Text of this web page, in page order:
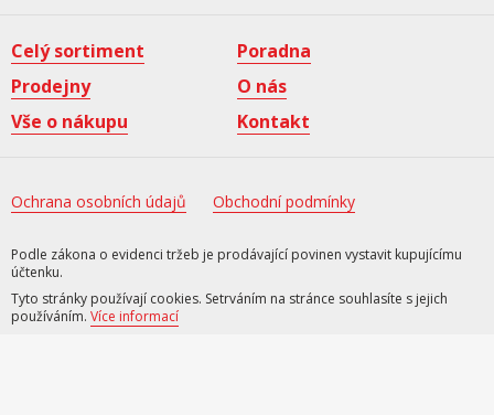
Celý sortiment
Poradna
Prodejny
O nás
Vše o nákupu
Kontakt
Ochrana osobních údajů Obchodní podmínky
Podle zákona o evidenci tržeb je prodávající povinen vystavit kupujícímu
účtenku.
Tyto stránky používají cookies. Setrváním na stránce souhlasíte s jejich
používáním. Více informací